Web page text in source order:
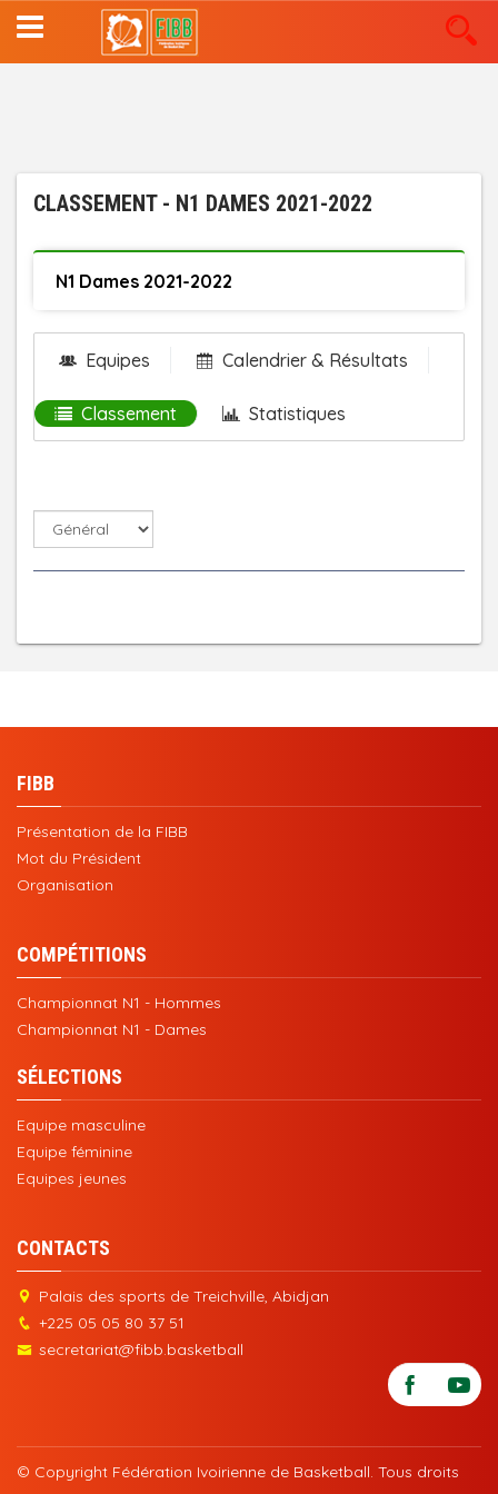
Aller
au
contenu
CLASSEMENT - N1 DAMES 2021-2022
N1 Dames 2021-2022
Equipes Calendrier & Résultats
Classement Statistiques
FIBB
Présentation de la FIBB
Mot du Président
Organisation
COMPÉTITIONS
Championnat N1 - Hommes
Championnat N1 - Dames
SÉLECTIONS
Equipe masculine
Equipe féminine
Equipes jeunes
CONTACTS
Palais des sports de Treichville, Abidjan
+225 05 05 80 37 51
secretariat@fibb.basketball
© Copyright Fédération Ivoirienne de Basketball. Tous droits